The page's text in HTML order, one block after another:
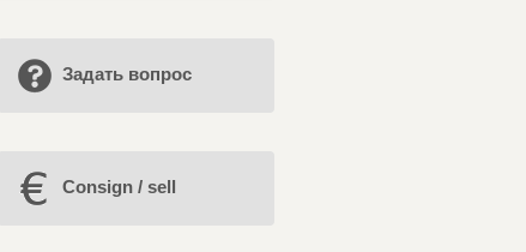
Задать вопрос
Consign / sell